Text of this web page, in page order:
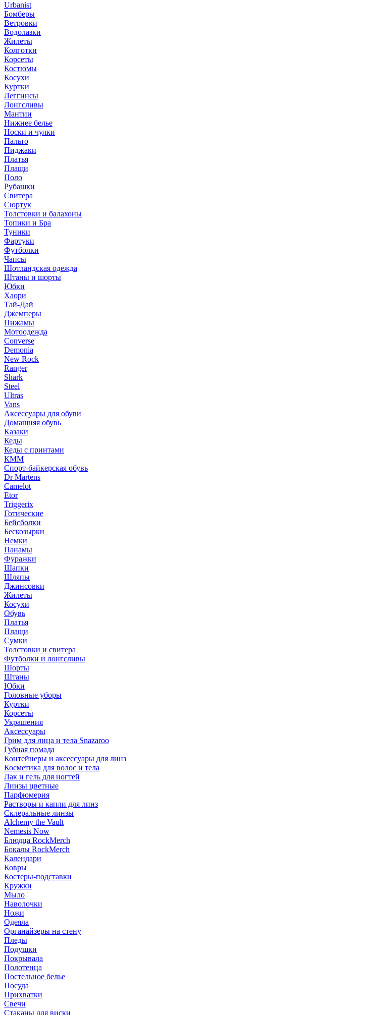
Urbanist
Бомберы
Ветровки
Водолазки
Жилеты
Колготки
Корсеты
Костюмы
Косухи
Куртки
Леггинсы
Лонгсливы
Мантии
Нижнее белье
Носки и чулки
Пальто
Пиджаки
Платья
Плащи
Поло
Рубашки
Свитера
Сюртук
Толстовки и балахоны
Топики и Бра
Туники
Фартуки
Футболки
Чапсы
Шотландская одежда
Штаны и шорты
Юбки
Хаори
Тай-Дай
Джемперы
Пижамы
Мотоодежда
Converse
Demonia
New Rock
Ranger
Shark
Steel
Ultras
Vans
Аксессуары для обуви
Домашняя обувь
Казаки
Кеды
Кеды с принтами
КММ
Спорт-байкерская обувь
Dr Martens
Camelot
Etor
Triggerix
Готические
Бейсболки
Бескозырки
Немки
Панамы
Фуражки
Шапки
Шляпы
Джинсовки
Жилеты
Косухи
Обувь
Платья
Плащи
Сумки
Толстовки и свитера
Футболки и лонгсливы
Шорты
Штаны
Юбки
Головные уборы
Куртки
Корсеты
Украшения
Аксессуары
Грим для лица и тела Snazaroo
Губная помада
Контейнеры и аксессуары для линз
Косметика для волос и тела
Лак и гель для ногтей
Линзы цветные
Парфюмерия
Растворы и капли для линз
Склеральные линзы
Alchemy the Vault
Nemesis Now
Блюдца RockMerch
Бокалы RockMerch
Календари
Ковры
Костеры-подставки
Кружки
Мыло
Наволочки
Ножи
Одеяла
Органайзеры на стену
Пледы
Подушки
Покрывала
Полотенца
Постельное белье
Посуда
Прихватки
Свечи
Стаканы для виски